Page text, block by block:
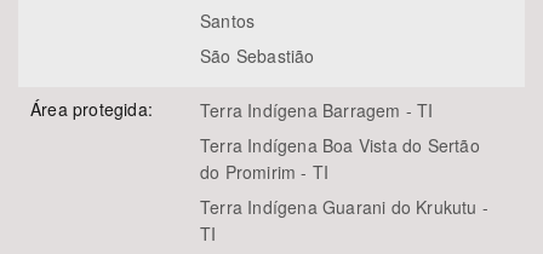
Santos
São Sebastião
Área protegida:
Terra Indígena Barragem - TI
Terra Indígena Boa Vista do Sertão
do Promirim - TI
Terra Indígena Guarani do Krukutu -
TI